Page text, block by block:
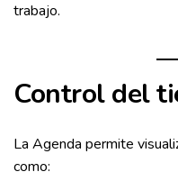
trabajo.
Control del
La Agenda permite
como: